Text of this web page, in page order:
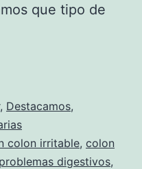
que tipo de
, Destacamos,
colon irritable, colon
problemas digestivos,